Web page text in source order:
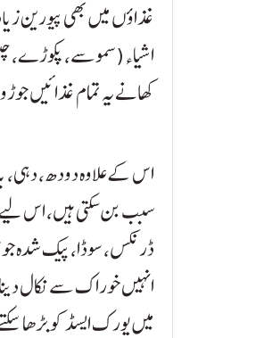
غذاؤں میں بھی پیورین
اشیاء (سموسے، پکوڑے،
کھانے یہ تمام غذائیں
اس کے علاوہ دودھ، دہی،
سبب بن سکتی ہیں، اس
ڈرنکس، سوڈا، پیک شدہ
انہیں خوراک سے نکال
میں یورک ایسڈ کو بڑھا